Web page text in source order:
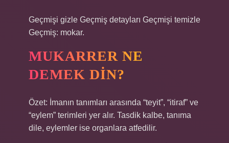
Geçmişi gizle Geçmiş detayları Geçmişi temizle
Geçmiş: mokar.
MUKARRER NE
DEMEK DIN?
Özet: İmanın tanımları arasında “teyit”, “itiraf” ve
“eylem” terimleri yer alır. Tasdik kalbe, tanıma
dile, eylemler ise organlara atfedilir.